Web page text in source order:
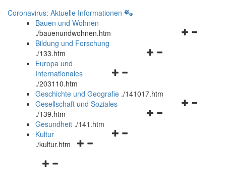
Coronavirus: Aktuelle Informationen
Bauen und Wohnen
./bauenundwohnen.htm
Navigationsmenü
Bildung und Forschung
./133.htm
Navigationsmenü
und
schließen
Europa und
Internationales
./203110.htm
Geschichte und Geografie ./141017.htm
Navigationsmenü
Gesellschaft und Soziales
./139.htm
Navigationsmenü
Gesundheit ./141.htm
Navigationsmenü
Kultur
./kultur.htm
Navigationsmenü